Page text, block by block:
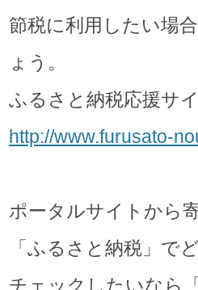
節税に利用したい場
ょう。
ふるさと納税応援サ
http://www.furusato-
ポータルサイトから
「ふるさと納税」で
チェックしたいなら